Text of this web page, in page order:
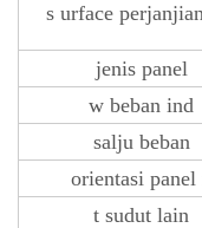
s urface
jenis panel
w beban ind
saljubeban
orientasi panel
t sudut lain